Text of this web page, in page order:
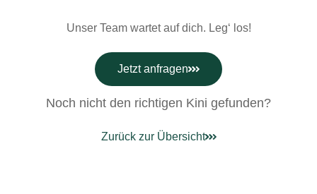
Unser Team wartet auf dich. Leg‘ los!
Jetzt anfragen
Noch nicht den richtigen Kini gefunden?
Zurück zur Übersicht